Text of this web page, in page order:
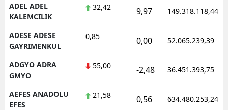
Gümüşhane
Isparta
ADEL ADEL
KALEMCILIK
32,42 9,97 149.318.118,44
ADESE ADESE
GAYRIMENKUL
0,85 0,00 52.065.239,39
ADGYO ADRA
GMYO
55,00 -2,48 36.451.393,75
AEFES ANADOLU
EFES
21,58 0,56 634.480.253,24